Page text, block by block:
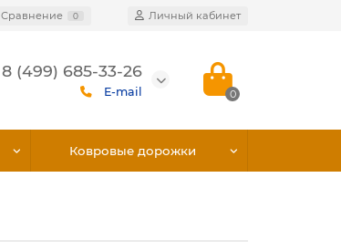
Сравнение 0 Личный кабинет
8 (499) 685-33-26
E-mail 0
Ковровые дорожки